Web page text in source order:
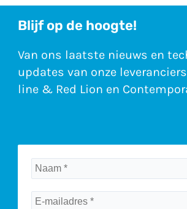
Blijf op de hoogte!
Van ons laatste nieuws en
updates van onze
line & Red Lion en